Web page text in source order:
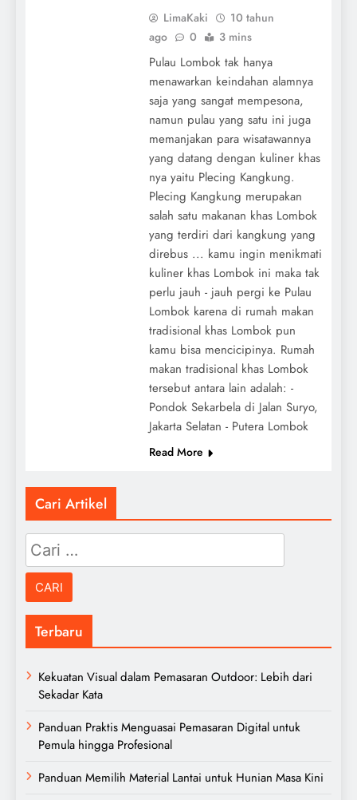
LimaKaki
10 tahun
ago
0 3 mins
Pulau Lombok tak hanya
menawarkan keindahan alamnya
saja yang sangat mempesona,
namun pulau yang satu ini juga
memanjakan para wisatawannya
yang datang dengan kuliner khas
nya yaitu Plecing Kangkung.
Plecing Kangkung merupakan
salah satu makanan khas Lombok
yang terdiri dari kangkung yang
direbus ... kamu ingin menikmati
kuliner khas Lombok ini maka tak
perlu jauh - jauh pergi ke Pulau
Lombok karena di rumah makan
tradisional khas Lombok pun
kamu bisa mencicipinya. Rumah
makan tradisional khas Lombok
tersebut antara lain adalah: -
Pondok Sekarbela di Jalan Suryo,
Jakarta Selatan - Putera Lombok
Read More
Cari Artikel
Cari
untuk:
Terbaru
Kekuatan Visual dalam Pemasaran Outdoor: Lebih dari
Sekadar Kata
Panduan Praktis Menguasai Pemasaran Digital untuk
Pemula hingga Profesional
Panduan Memilih Material Lantai untuk Hunian Masa Kini